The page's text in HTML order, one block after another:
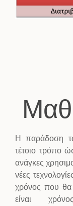
Η παράδοση
τέτοιο τρόπο
ανάγκες
νέες
χρόνος που θα
είναι